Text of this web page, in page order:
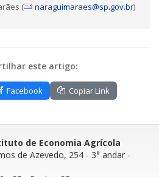
( naraguimaraes@sp.gov.br)
este artigo:
Facebook Copiar Link
de Economia Agrícola
de Azevedo, 254 - 3° andar -